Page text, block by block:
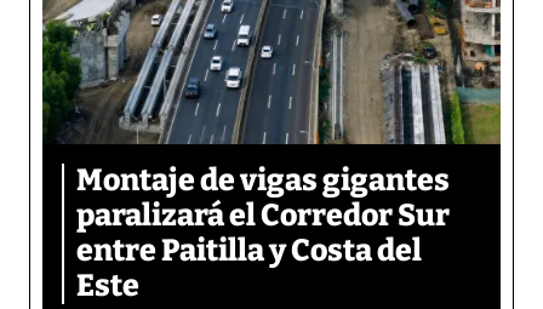
Montaje de vigas gigantes
paralizará el Corredor Sur
entre Paitilla y Costa del
Este